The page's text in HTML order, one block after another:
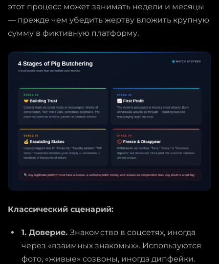
этот процесс может занимать недели и месяцы
— прежде чем убедить жертву вложить крупную
сумму в фиктивную платформу.
Классический сценарий:
1. Доверие. Знакомство в соцсетях, иногда
через «взаимных знакомых». Используются
фото, «живые» созвоны, иногда дипфейки.